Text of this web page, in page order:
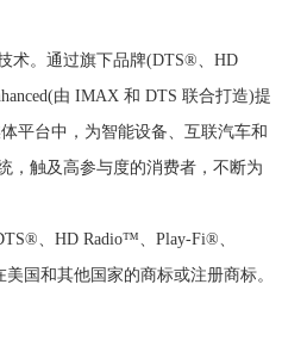
。通过旗下品牌(DTS®、HD
由 IMAX 和 DTS 联合打造)提
平台中，为智能设备、互联汽车和
，触及高参与度的消费者，不断为
、HD Radio™、Play-Fi®、
国和其他国家的商标或注册商标。